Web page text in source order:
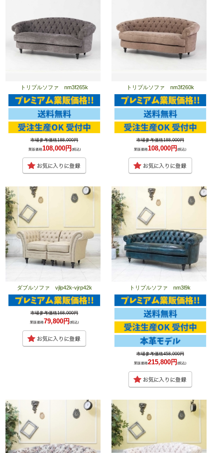
トリプルソファ nm3f265k
市場参考価格188,000円
業販価格108,000円 (税込)
トリプルソファ nm3f260k
市場参考価格188,000円
業販価格108,000円(税込)
ダブルソファ vjlp42k-vjrp42k
市場参考価格168,000円
業販価格79,800円(税込)
トリプルソファ nm3l9k
市場参考価格458,000円
業販価格215,800円(税込)